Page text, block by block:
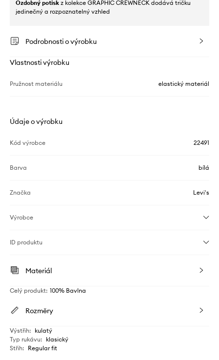
Ozdobný potisk z kolekce GRAPHIC CREWNECK dodává tričku
jedinečný a rozpoznatelný vzhled
Podrobnosti o výrobku
Vlastnosti výrobku
Pružnost materiálu elastický materiál
Údaje o výrobku
Kód výrobce 22491
Barva bílá
Značka Levi's
Výrobce
ID produktu
Materiál
Celý produkt: 100% Bavlna
Rozměry
Výstřih: kulatý
Typ rukávu: klasický
Střih: Regular fit